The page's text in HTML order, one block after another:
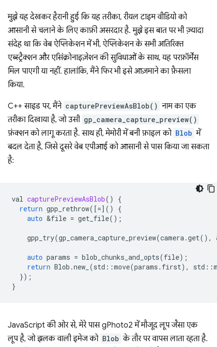
मुझे यह देखकर हैरानी हुई कि यह तरीका, रीयल टाइम वीडियो को
आसानी से चलाने के लिए काफ़ी असरदार है. मुझे इस बात पर भी ज़्यादा
संदेह था कि वेब ऐप्लिकेशन में भी, ऐप्लिकेशन के सभी अतिरिक्त
एब्स्ट्रैक्शन और एसिंक्रोनाइज़ेशन की सुविधाओं के साथ, यह परफ़ॉर्मेंस
मिल पाएगी या नहीं. हालांकि, मैंने फिर भी इसे आज़माने का फ़ैसला
किया.
C++ साइड पर, मैंने capturePreviewAsBlob() नाम का एक
तरीका दिखाया है, जो उसी gp_camera_capture_preview()
फ़ंक्शन को लागू करता है. साथ ही, मेमोरी में बनी फ़ाइल को Blob में
बदल देता है, जिसे दूसरे वेब एपीआई को आसानी से पास किया जा सकता
है:
val capturePreviewAsBlob()
{
return gpp_rethrow([=]()
{
auto &file = get_file();
gpp_try(gp_camera_capture_preview(camera.get(),
auto params = blob_chunks_and_opts(file);
return Blob .new_ (std ::move(params . first), std ::
});
}
JavaScript की ओर से, मेरे पास gPhoto2 में मौजूद लूप जैसा एक
लूप है, जो झलक वाली इमेज को Blob के तौर पर वापस लाता रहता है.